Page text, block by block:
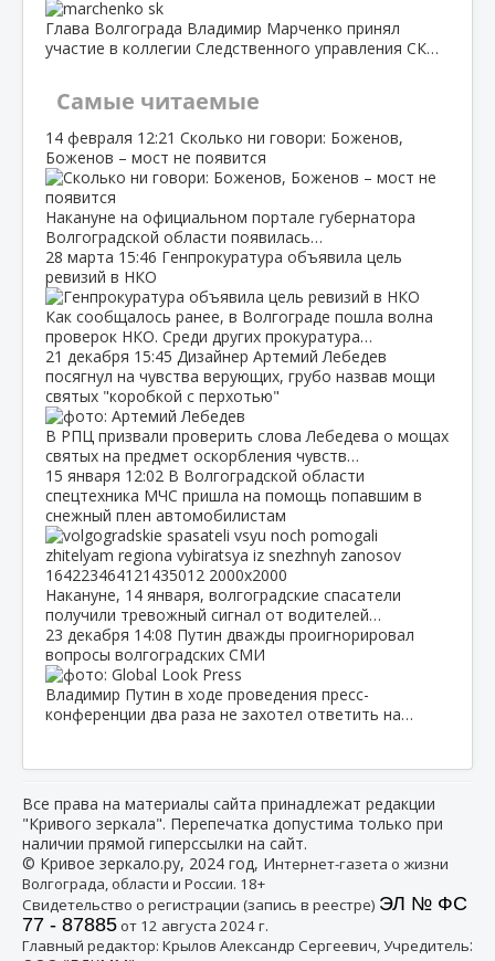
Глава Волгограда Владимир Марченко принял
участие в коллегии Следственного управления СК…
Самые читаемые
14 февраля 12:21 Сколько ни говори: Боженов,
Боженов – мост не появится
Накануне на официальном портале губернатора
Волгоградской области появилась…
28 марта 15:46 Генпрокуратура объявила цель
ревизий в НКО
Как сообщалось ранее, в Волгограде пошла волна
проверок НКО. Среди других прокуратура…
21 декабря 15:45 Дизайнер Артемий Лебедев
посягнул на чувства верующих, грубо назвав мощи
святых "коробкой с перхотью"
В РПЦ призвали проверить слова Лебедева о мощах
святых на предмет оскорбления чувств…
15 января 12:02 В Волгоградской области
спецтехника МЧС пришла на помощь попавшим в
снежный плен автомобилистам
Накануне, 14 января, волгоградские спасатели
получили тревожный сигнал от водителей…
23 декабря 14:08 Путин дважды проигнорировал
вопросы волгоградских СМИ
Владимир Путин в ходе проведения пресс-
конференции два раза не захотел ответить на…
Все права на материалы сайта принадлежат редакции
"Кривого зеркала". Перепечатка допустима только при
наличии прямой гиперссылки на сайт.
© Кривое зеркало.ру, 2024 год, Интернет-газета о жизни
Волгограда, области и России. 18+
Свидетельство о регистрации (запись в реестре) ЭЛ № ФС
77 - 87885от 12 августа 2024 г.
Главный редактор: Крылов Александр Сергеевич, Учредитель: